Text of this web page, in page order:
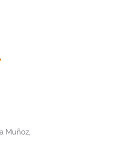
Muñoz,